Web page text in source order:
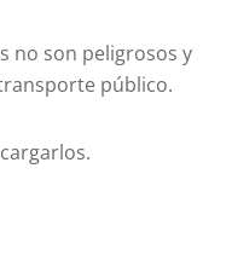
no son peligrosos y
público.